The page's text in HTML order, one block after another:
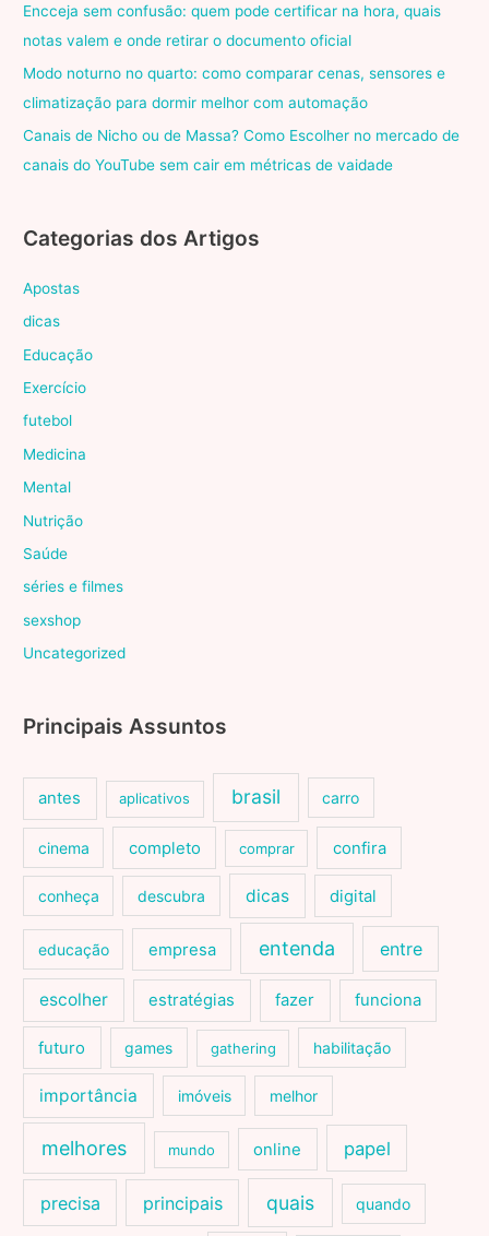
Encceja sem confusão: quem pode certificar na hora, quais
notas valem e onde retirar o documento oficial
Modo noturno no quarto: como comparar cenas, sensores e
climatização para dormir melhor com automação
Canais de Nicho ou de Massa? Como Escolher no mercado de
canais do YouTube sem cair em métricas de vaidade
Categorias dos Artigos
Apostas
dicas
Educação
Exercício
futebol
Medicina
Mental
Nutrição
Saúde
séries e filmes
sexshop
Uncategorized
Principais Assuntos
antes aplicativos brasil carro
cinema completo comprar confira
conheça descubra dicas digital
educação empresa entenda entre
escolher estratégias fazer funciona
futuro games gathering habilitação
importância imóveis melhor
melhores mundo online papel
precisa principais quais quando